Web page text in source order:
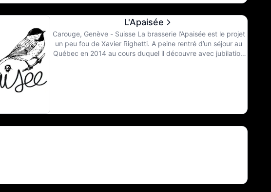
L'Apaisée
Carouge, Genève - Suisse La brasserie l’Apaisée est le projet
un peu fou de Xavier Righetti. A peine rentré d’un séjour au
Québec en 2014 au cours duquel il découvre avec jubilation